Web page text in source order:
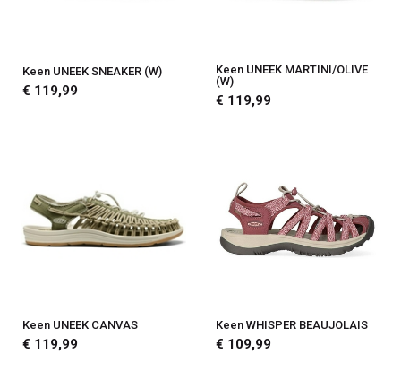
Keen UNEEK SNEAKER (W)
€ 119,99
Keen UNEEK MARTINI/OLIVE
(W)
€ 119,99
Keen UNEEK CANVAS
€ 119,99
Keen WHISPER BEAUJOLAIS
€ 109,99